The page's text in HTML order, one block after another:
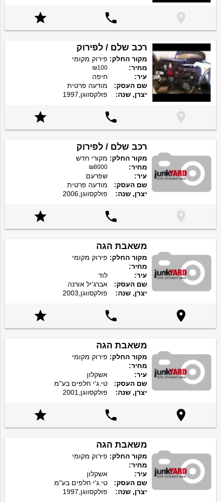



רכב שלם / לפירוק
מקור החלק: פירוק מקומי
מחיר:
₪100
עיר:
חיפה
שם העסק:
מודעה פרטית
יצרן, שנה:
פולקסווגן,1997



רכב שלם / לפירוק
מקור החלק: מקורי חדש
מחיר:
₪8000
עיר:
שפרעם
שם העסק:
מודעה פרטית
יצרן, שנה:
פולקסווגן,2006



משאבת הגה
מקור החלק: פירוק מקומי
מחיר:
עיר:
לוד
שם העסק:
אברג'יל אורנה
יצרן, שנה:
פולקסווגן,2003



משאבת הגה
מקור החלק: פירוק מקומי
מחיר:
עיר:
אשקלון
שם העסק:
טי.ג'י חלפים בע"מ
יצרן, שנה:
פולקסווגן,2001



משאבת הגה
מקור החלק: פירוק מקומי
מחיר:
עיר:
אשקלון
שם העסק:
טי.ג'י חלפים בע"מ
יצרן, שנה:
פולקסווגן,1997